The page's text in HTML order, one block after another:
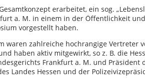
erarbeitet, ein sog.
a. M. in einem in der Öffentlichkeit
vorgestellt haben.
waren zahlreiche hochrangige Vertreter
haben aktiv mitgewirkt, so z. B. die
Frankfurt a. M. und Präsident
Landes Hessen und der